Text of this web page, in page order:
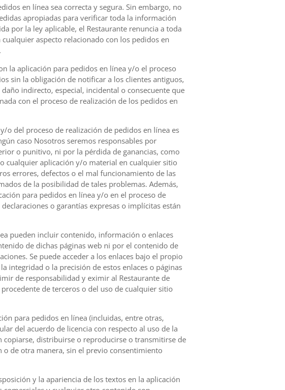
en línea sea correcta y segura. Sin embargo, no
apropiadas para verificar toda la información
por la ley aplicable, el Restaurante renuncia a toda
aspecto relacionado con los pedidos en
la aplicación para pedidos en línea y/o el proceso
sin la obligación de notificar a los clientes antiguos,
indirecto, especial, incidental o consecuente que
con el proceso de realización de los pedidos en
o del proceso de realización de pedidos en línea es
caso Nosotros seremos responsables por
o punitivo, ni por la pérdida de ganancias, como
cualquier aplicación y/o material en cualquier sitio
errores, defectos o el mal funcionamiento de las
de la posibilidad de tales problemas. Además,
para pedidos en línea y/o en el proceso de
o garantías expresas o implícitas están
pueden incluir contenido, información o enlaces
de dichas páginas web ni por el contenido de
Se puede acceder a los enlaces bajo el propio
integridad o la precisión de estos enlaces o páginas
de responsabilidad y eximir al Restaurante de
de terceros o del uso de cualquier sitio
para pedidos en línea (incluidas, entre otras,
del acuerdo de licencia con respecto al uso de la
copiarse, distribuirse o reproducirse o transmitirse de
de otra manera, sin el previo consentimiento
y la apariencia de los textos en la aplicación